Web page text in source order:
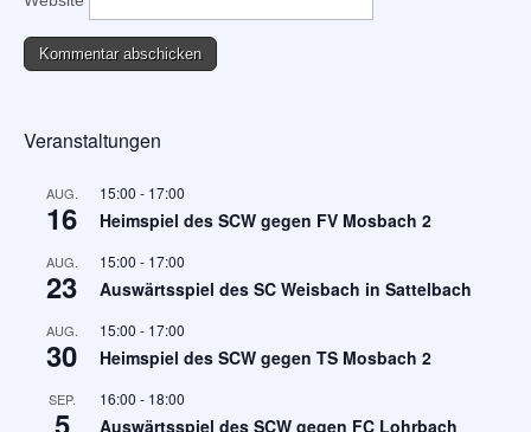
Veranstaltungen
AUG.
16
15:00 - 17:00
Heimspiel des SCW gegen FV Mosbach 2
AUG.
23
15:00 - 17:00
Auswärtsspiel des SC Weisbach in Sattelbach
AUG.
30
15:00 - 17:00
Heimspiel des SCW gegen TS Mosbach 2
SEP.
5
16:00 - 18:00
Auswärtsspiel des SCW gegen FC Lohrbach